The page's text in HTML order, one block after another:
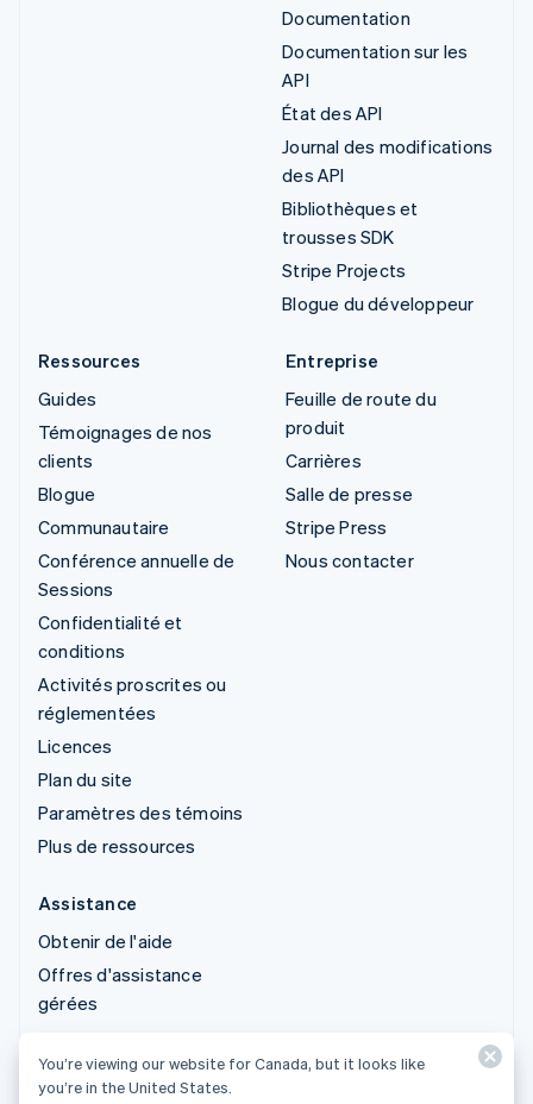
Documentation
Documentation sur les
API
État des API
Journal des modifications
des API
Bibliothèques et
trousses SDK
Stripe Projects
Blogue du développeur
Ressources
Guides
Témoignages de nos
clients
Blogue
Communautaire
Conférence annuelle de
Sessions
Confidentialité et
conditions
Activités proscrites ou
réglementées
Licences
Plan du site
Paramètres des témoins
Plus de ressources
Entreprise
Feuille de route du
produit
Carrières
Salle de presse
Stripe Press
Nous contacter
Assistance
Obtenir de l'aide
Offres d'assistance
gérées
© 2026 Stripe, LLC
You’re viewing our website for Canada, but it looks like
you’re in the United States.